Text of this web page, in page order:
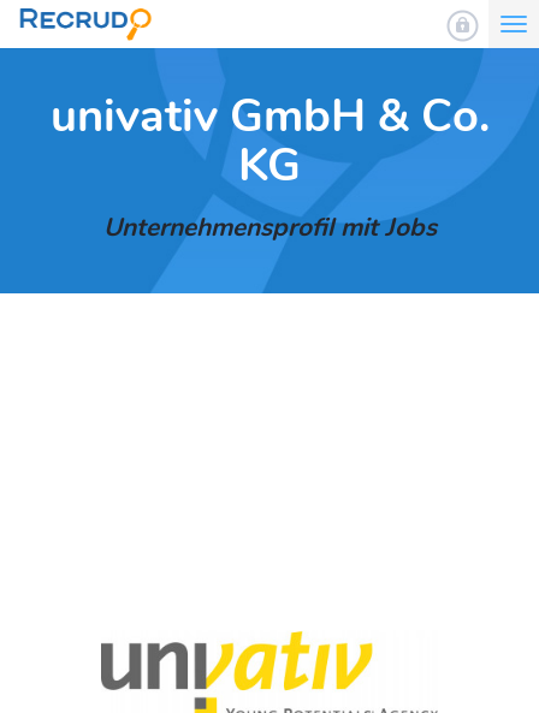
univativ GmbH & Co.
KG
Unternehmensprofil mit Jobs